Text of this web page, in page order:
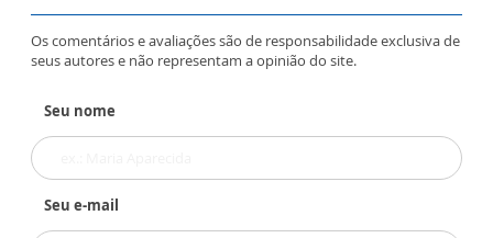
Os comentários e avaliações são de responsabilidade exclusiva de
seus autores e não representam a opinião do site.
Seu nome
Seu e-mail